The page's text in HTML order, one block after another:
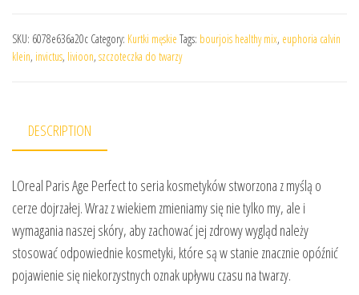
SKU: 6078e636a20c Category: Kurtki męskie Tags: bourjois healthy mix, euphoria calvin
klein, invictus, livioon, szczoteczka do twarzy
DESCRIPTION
LOreal Paris Age Perfect to seria kosmetyków stworzona z myślą o
cerze dojrzałej. Wraz z wiekiem zmieniamy się nie tylko my, ale i
wymagania naszej skóry, aby zachować jej zdrowy wygląd należy
stosować odpowiednie kosmetyki, które są w stanie znacznie opóźnić
pojawienie się niekorzystnych oznak upływu czasu na twarzy.